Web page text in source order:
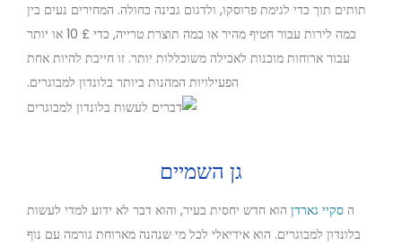
תותים תוך כדי לגימת פרוסקו, ולדגום גבינה כחולה. המחירים נעים בין
כמה לירות עבור חטיף מהיר או כמה תוצרת טרייה, כדי £ 10 או יותר
עבור ארוחות מוכנות לאכילה משוכללות יותר. זו חייבת להיות אחת
הפעילויות המהנות ביותר בלונדון למבוגרים.
גן השמיים
ה סקיי גארדן הוא חדש יחסית בעיר, והוא דבר לא ידוע למדי לעשות
בלונדון למבוגרים. הוא אידיאלי לכל מי שנהנה מארוחת גורמה עם נוף